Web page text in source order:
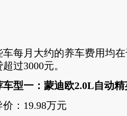
月大约的养车费用均在
过3000元。
一：蒙迪欧2.0L自动精
19.98万元